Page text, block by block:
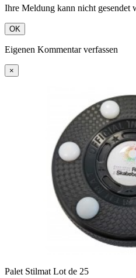
Ihre Meldung kann nicht gesendet
OK
Eigenen Kommentar verfassen
×
Palet Stilmat Lot de 25